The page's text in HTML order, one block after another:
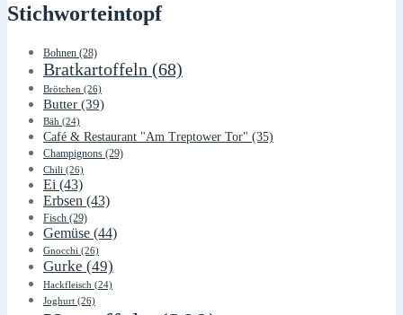
Stichworteintopf
Bohnen (28)
Bratkartoffeln (68)
Brötchen (26)
Butter (39)
Bäh (24)
Café & Restaurant "Am Treptower Tor" (35)
Champignons (29)
Chili (26)
Ei (43)
Erbsen (43)
Fisch (29)
Gemüse (44)
Gnocchi (26)
Gurke (49)
Hackfleisch (24)
Joghurt (26)